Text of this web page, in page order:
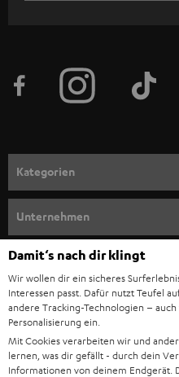
e
n
m
e
l
d
u
n
g
Kategorien
SOUNDBAR
HIFI-LAUTSPRECHER
SMART HOME
Unternehmen
SUPPORT
KARRIERE
PRESSE & MARKETING
GESCHÄFTSKUNDEN
Teufel Onlineshops
DEUTSCHLAND
ÖSTERREICH
Damit‘s nach dir klingt
Wir wollen dir ein sicheres
Interessen passt. Dafür nutzt Teufel
andere Tracking-Technologien –
Personalisierung ein.
Mit Cookies verarbeiten wir und
lernen, was dir gefällt - durch dein
Informationen von deinem Endgerät.